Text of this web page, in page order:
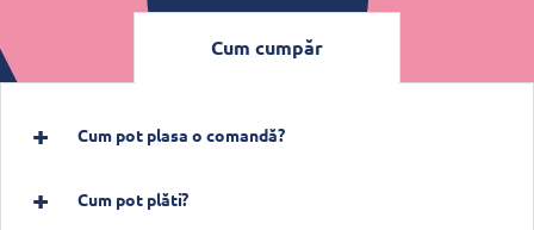
Cum cumpăr
Cum pot plasa o comandă?
Cum pot plăti?